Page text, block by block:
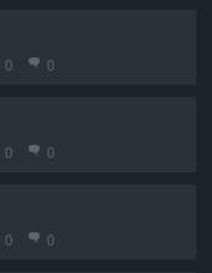
0 0
0 0
0 0